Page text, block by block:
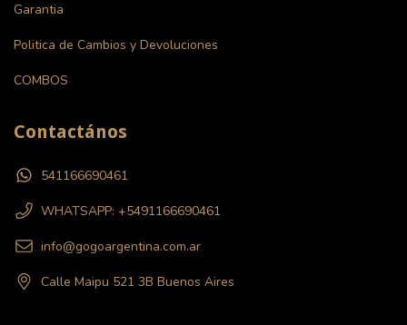
Garantia
Politica de Cambios y Devoluciones
COMBOS
Contactános
541166690461
WHATSAPP: +5491166690461
info@gogoargentina.com.ar
Calle Maipu 521 3B Buenos Aires